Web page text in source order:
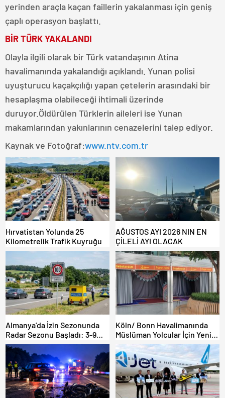
yerinden araçla kaçan faillerin yakalanması için geniş
çaplı operasyon başlattı.
BİR TÜRK YAKALANDI
Olayla ilgili olarak bir Türk vatandaşının Atina
havalimanında yakalandığı açıklandı. Yunan polisi
uyuşturucu kaçakçılığı yapan çetelerin arasındaki bir
hesaplaşma olabileceği ihtimali üzerinde
duruyor.Öldürülen Türklerin aileleri ise Yunan
makamlarından yakınlarının cenazelerini talep ediyor.
Kaynak ve Fotoğraf:www.ntv.com.tr
Hırvatistan Yolunda 25
Kilometrelik Trafik Kuyruğu
AĞUSTOS AYI 2026 NIN EN
ÇİLELİ AYI OLACAK
Almanya’da İzin Sezonunda
Radar Sezonu Başladı: 3-9
Ağustos’ta Radar Hız
Denetimi Yapılacak!
Köln/ Bonn Havalimanında
Müslüman Yolcular İçin Yeni
İbadet Alanları Açıldı